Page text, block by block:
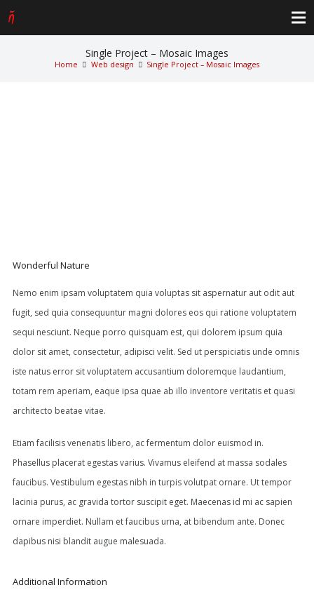
Single Project – Mosaic Images
Home Web design Single Project – Mosaic Images
Wonderful Nature
Nemo enim ipsam voluptatem quia voluptas sit aspernatur aut odit aut
fugit, sed quia consequuntur magni dolores eos qui ratione voluptatem
sequi nesciunt. Neque porro quisquam est, qui dolorem ipsum quia
dolor sit amet, consectetur, adipisci velit. Sed ut perspiciatis unde omnis
iste natus error sit voluptatem accusantium doloremque laudantium,
totam rem aperiam, eaque ipsa quae ab illo inventore veritatis et quasi
architecto beatae vitae.
Etiam facilisis venenatis libero, ac fermentum dolor euismod in.
Phasellus placerat egestas varius. Vivamus eleifend at massa sodales
faucibus. Vestibulum egestas nibh in turpis volutpat ornare. Ut tempor
lacinia purus, ac gravida tortor suscipit eget. Maecenas id mi ac sapien
ornare imperdiet. Nullam et faucibus urna, at bibendum ante. Donec
dapibus nisi blandit augue malesuada.
Additional Information